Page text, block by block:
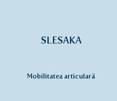
SLESAKA
Mobilitatea articulară